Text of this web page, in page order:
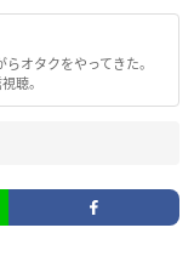
オタクをやってきた。
聴。